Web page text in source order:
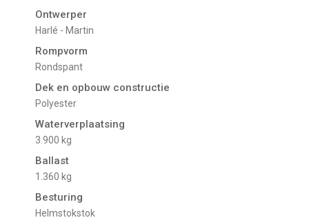
Ontwerper
Harlé - Martin
Rompvorm
Rondspant
Dek en opbouw constructie
Polyester
Waterverplaatsing
3.900 kg
Ballast
1.360 kg
Besturing
Helmstokstok